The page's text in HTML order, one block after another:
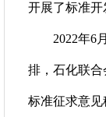
开展了标准开
2022年6月
排，石化联
标准征求意见